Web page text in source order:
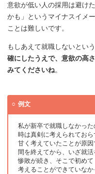
意欲が低い人の採用は避け
かも」というマイナスイメ
ことは難しいです。
もしあえて就職しないとい
確にしたうえで、意欲の高
みてくださいね。
例文
私が新卒で就職しなかっ
時は真剣に考えられてお
甘く考えていたことが原
間を終えてから、いざ就
惨敗が続き、そこで初め
考えることができていなか